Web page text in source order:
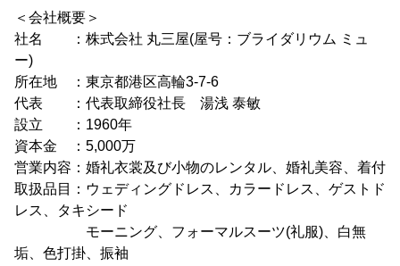
＜会社概要＞
社名 ：株式会社 丸三屋(屋号：ブライダリウム ミュ
ー)
所在地 ：東京都港区高輪3-7-6
代表 ：代表取締役社長 湯浅 泰敏
設立 ：1960年
資本金 ：5,000万
営業内容：婚礼衣裳及び小物のレンタル、婚礼美容、着付
取扱品目：ウェディングドレス、カラードレス、ゲストド
レス、タキシード
モーニング、フォーマルスーツ(礼服)、白無
垢、色打掛、振袖